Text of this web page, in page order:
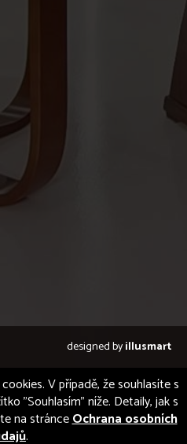
designed byillusmart
V případě, že souhlasíte s
"Souhlasím" níže. Detaily, jak s
na stránceOchrana osobních
.